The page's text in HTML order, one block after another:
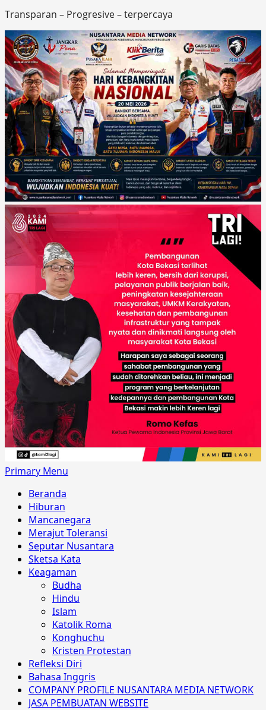
Transparan – Progresive – terpercaya
Primary Menu
Beranda
Hiburan
Mancanegara
Merajut Toleransi
Seputar Nusantara
Sketsa Kata
Keagaman
Budha
Hindu
Islam
Katolik Roma
Konghuchu
Kristen Protestan
Refleksi Diri
Bahasa Inggris
COMPANY PROFILE NUSANTARA MEDIA NETWORK
JASA PEMBUATAN WEBSITE